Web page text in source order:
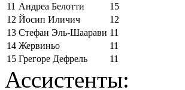
11 Андреа Белотти
15
12 Йосип Иличич
12
13 Стефан Эль-Шаарави 11
14 Жервиньо
11
15 Грегоре Дефрель 11
Ассистенты: